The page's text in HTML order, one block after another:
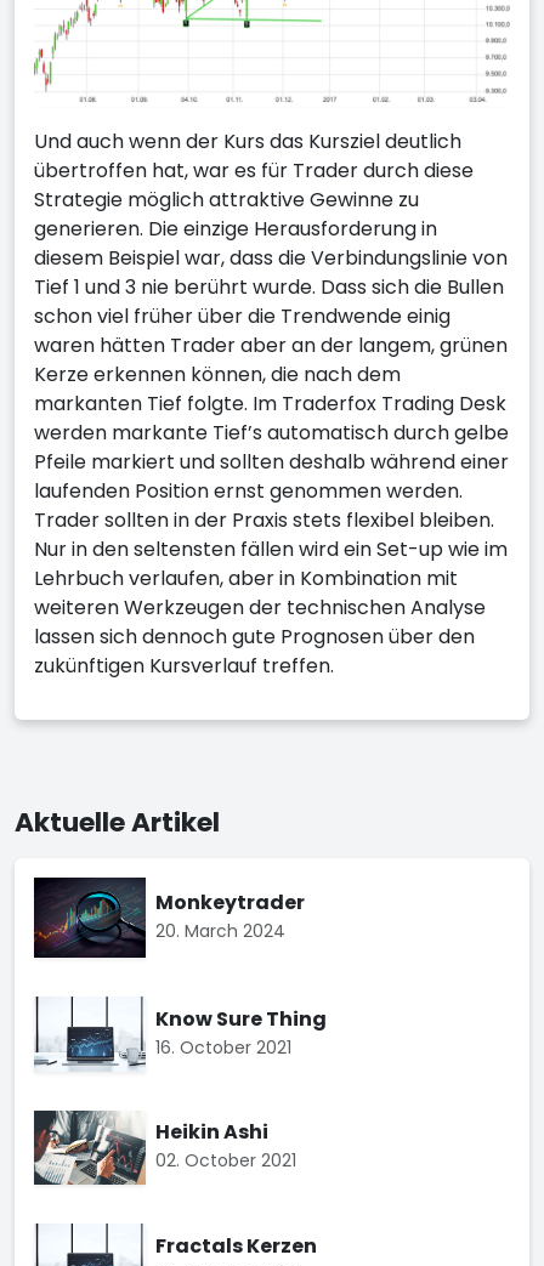
Und auch wenn der Kurs das Kursziel deutlich
übertroffen hat, war es für Trader durch diese
Strategie möglich attraktive Gewinne zu
generieren. Die einzige Herausforderung in
diesem Beispiel war, dass die Verbindungslinie von
Tief 1 und 3 nie berührt wurde. Dass sich die Bullen
schon viel früher über die Trendwende einig
waren hätten Trader aber an der langem, grünen
Kerze erkennen können, die nach dem
markanten Tief folgte. Im Traderfox Trading Desk
werden markante Tief’s automatisch durch gelbe
Pfeile markiert und sollten deshalb während einer
laufenden Position ernst genommen werden.
Trader sollten in der Praxis stets flexibel bleiben.
Nur in den seltensten fällen wird ein Set-up wie im
Lehrbuch verlaufen, aber in Kombination mit
weiteren Werkzeugen der technischen Analyse
lassen sich dennoch gute Prognosen über den
zukünftigen Kursverlauf treffen.
Aktuelle Artikel
Monkeytrader
20. March 2024
Know Sure Thing
16. October 2021
Heikin Ashi
02. October 2021
Fractals Kerzen